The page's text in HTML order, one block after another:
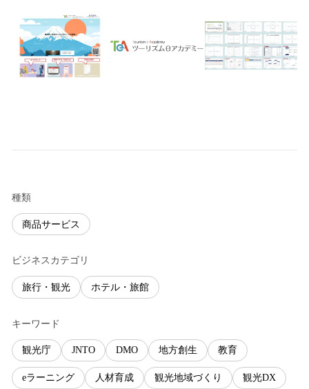
種類
商品サービス
ビジネスカテゴリ
旅行・観光 ホテル・旅館
キーワード
観光庁 JNTO DMO 地方創生 教育
eラーニング 人材育成 観光地域づくり 観光DX